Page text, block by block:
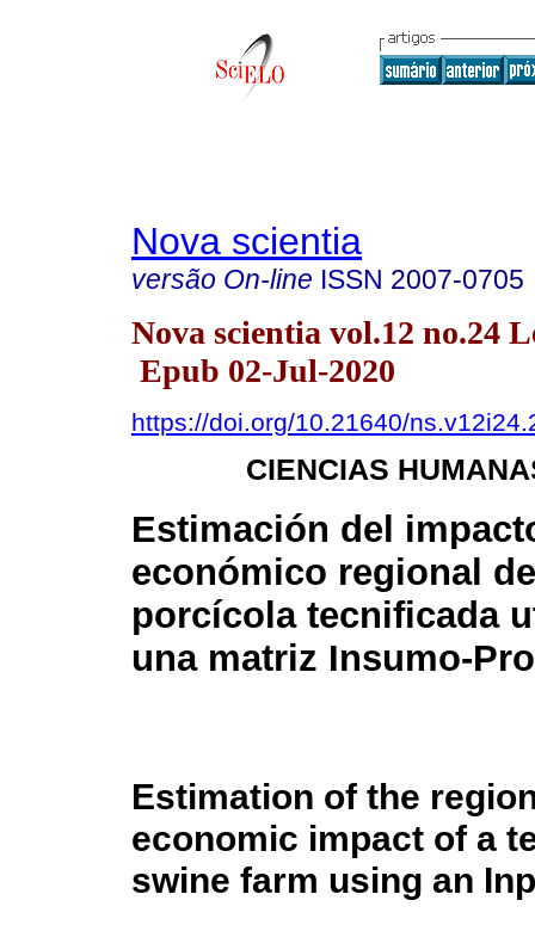
Nova scientia
versão On-line ISSN 2007-0705
Nova scientia vol.12 no.24
Epub 02-Jul-2020
https://doi.org/10.21640/
CIENCIAS
Estimación del
económico regional
porcícola tecnificada
una matriz Insumo-
Estimation of the
economic impact of a
swine farm using an